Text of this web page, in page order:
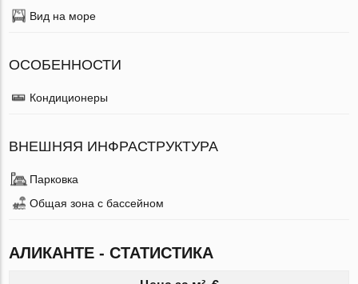
Вид на море
ОСОБЕННОСТИ
Кондиционеры
ВНЕШНЯЯ ИНФРАСТРУКТУРА
Парковка
Общая зона с бассейном
АЛИКАНТЕ - СТАТИСТИКА